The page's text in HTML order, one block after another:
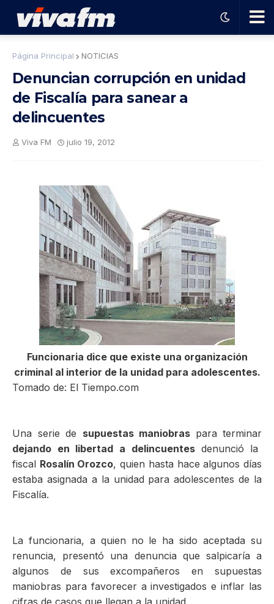
Ha
pro
gra
ma
Página Principal NOTICIAS
Denuncian corrupción en unidad
de Fiscalía para sanear a
delincuentes
Viva FM julio 19, 2012
Funcionaria dice que existe una organización
criminal al interior de la unidad para adolescentes.
Tomado de: El Tiempo.com
Una serie de supuestas maniobras para terminar
dejando en libertad a delincuentes denunció la
fiscal Rosalín Orozco, quien hasta hace algunos días
estaba asignada a la unidad para adolescentes de la
Fiscalía.
La funcionaria, a quien no le ha sido aceptada su
renuncia, presentó una denuncia que salpicaría a
algunos de sus excompañeros en supuestas
maniobras para favorecer a investigados e inflar las
cifras de casos que llegan a la unidad.